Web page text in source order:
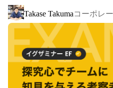
いている株式会社ビックカ
を買う前にお試しできる「
ートしました。
Takase Takumaコーポレ